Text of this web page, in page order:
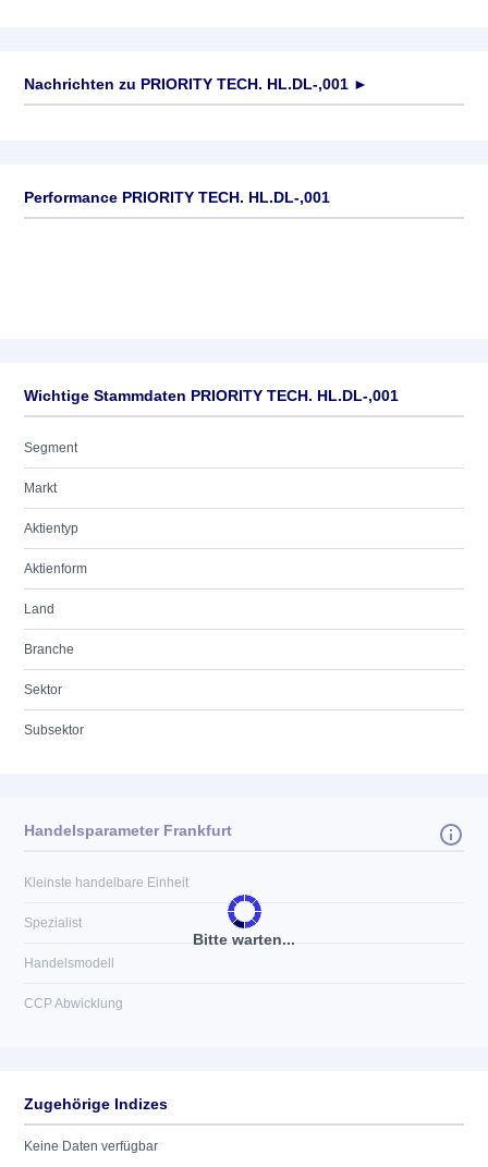
Nachrichten zu PRIORITY TECH. HL.DL-,001 ►
Performance PRIORITY TECH. HL.DL-,001
Wichtige Stammdaten PRIORITY TECH. HL.DL-,001
Segment
Markt
Aktientyp
Aktienform
Land
Branche
Sektor
Subsektor
Bitte warten...
Handelsparameter Frankfurt
Kleinste handelbare Einheit
Spezialist
Handelsmodell
CCP Abwicklung
Zugehörige Indizes
Keine Daten verfügbar